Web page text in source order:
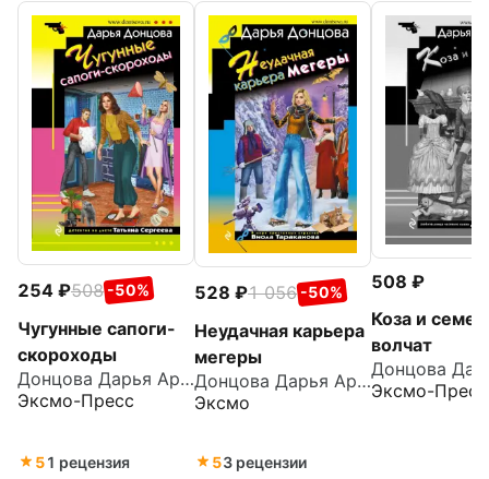
254 508 -50%
Чугунные сапоги-
скороходы
Донцова Дарья Аркадьевна
Эксмо-Пресс
51 рецензия
528 1 056 -50%
Неудачная карьера
мегеры
Донцова Дарья Аркадьевна
Эксмо
53 рецензии
508
Коза и
волчат
Эксмо-Пресс